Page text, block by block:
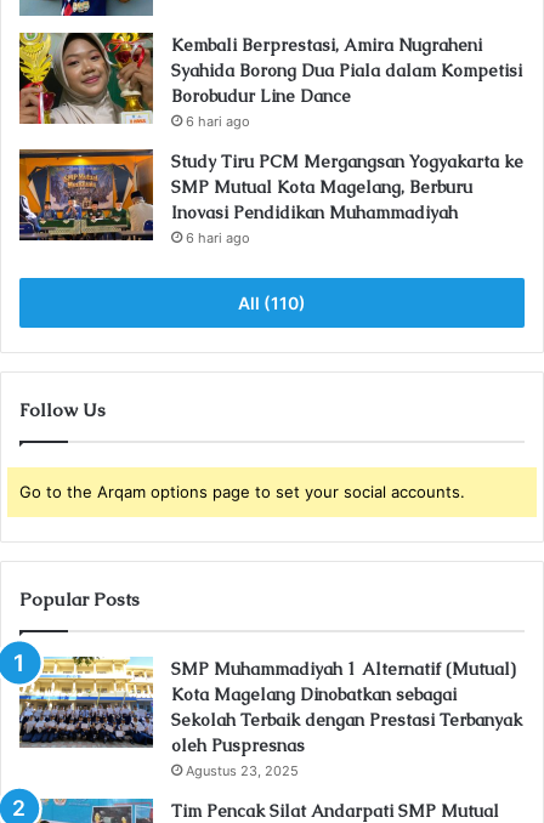
Kembali Berprestasi, Amira Nugraheni
Syahida Borong Dua Piala dalam Kompetisi
Borobudur Line Dance
6 hari ago
Study Tiru PCM Mergangsan Yogyakarta ke
SMP Mutual Kota Magelang, Berburu
Inovasi Pendidikan Muhammadiyah
6 hari ago
All (110)
Follow Us
Go to the Arqam options page to set your social accounts.
Popular Posts
SMP Muhammadiyah 1 Alternatif (Mutual)
Kota Magelang Dinobatkan sebagai
Sekolah Terbaik dengan Prestasi Terbanyak
oleh Puspresnas
Agustus 23, 2025
Tim Pencak Silat Andarpati SMP Mutual